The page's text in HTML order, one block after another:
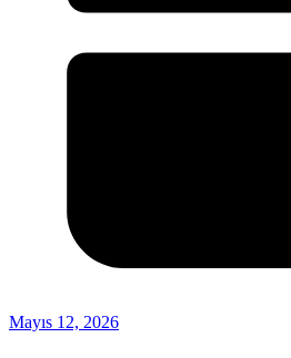
Mayıs 12, 2026